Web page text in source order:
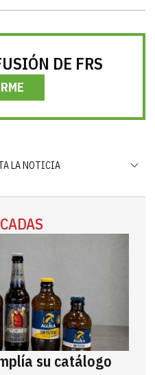
DE FRS
LA NOTICIA
su catálogo